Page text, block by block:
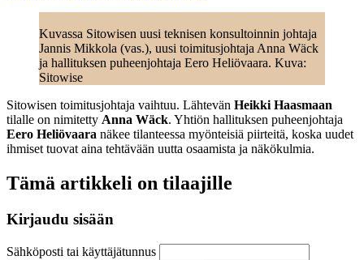
Kuvassa Sitowisen uusi teknisen konsultoinnin johtaja
Jannis Mikkola (vas.), uusi toimitusjohtaja Anna Wäck
ja hallituksen puheenjohtaja Eero Heliövaara. Kuva:
Sitowise
Sitowisen toimitusjohtaja vaihtuu. Lähtevän Heikki Haasmaan
tilalle on nimitetty Anna Wäck. Yhtiön hallituksen puheenjohtaja
Eero Heliövaara näkee tilanteessa myönteisiä piirteitä, koska uudet
ihmiset tuovat aina tehtävään uutta osaamista ja näkökulmia.
Tämä artikkeli on tilaajille
Kirjaudu sisään
Sähköposti tai käyttäjätunnus